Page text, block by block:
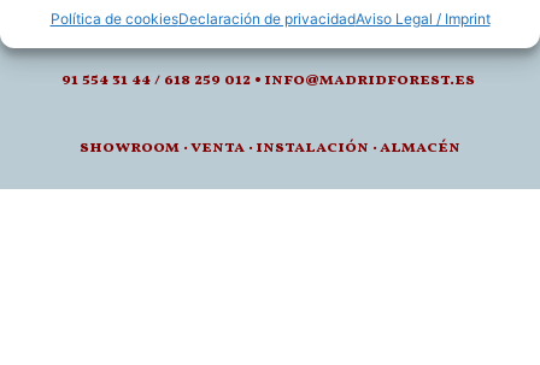
Política de cookiesDeclaración de privacidadAviso Legal / Imprint
l-v: 8.30-14 / 15-18h
91 554 31 44 / 618 259 012 • info@madridforest.es
showroom ·venta · instalación · almacén